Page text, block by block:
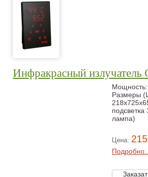
Инфракрасный излучатель
Размеры
подсветка
лампа)
Цена:
Подробно...